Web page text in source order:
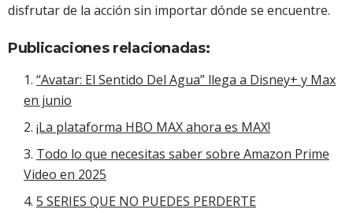
disfrutar de la acción sin importar dónde se encuentre.
Publicaciones relacionadas:
“Avatar: El Sentido Del Agua” llega a Disney+ y Max
en junio
¡La plataforma HBO MAX ahora es MAX!
Todo lo que necesitas saber sobre Amazon Prime
Video en 2025
5 SERIES QUE NO PUEDES PERDERTE